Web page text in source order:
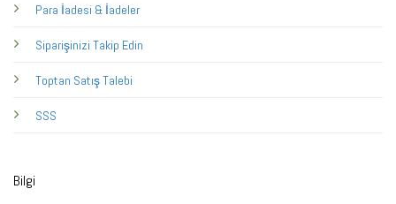
Para İadesi & İadeler
Siparişinizi Takip Edin
Toptan Satış Talebi
SSS
Bilgi